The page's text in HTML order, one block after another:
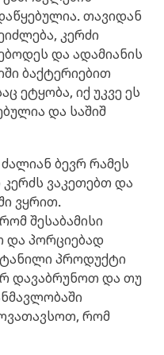
თავიდან
კერძი
და ადამიანის
ბაქტერიებით
ეტყობა, იქ უკვე ეს
და საშიშ
ბევრ რამეს
ვაკეთებთ და
ვყრით.
შესაბამისი
და პორციებად
პროდუქტი
დავაბრუნოთ და თუ
რომ